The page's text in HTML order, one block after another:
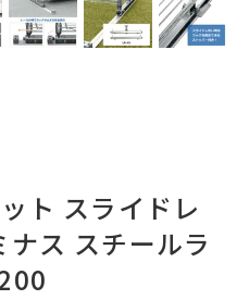
ト スライドレ
ス スチールラ